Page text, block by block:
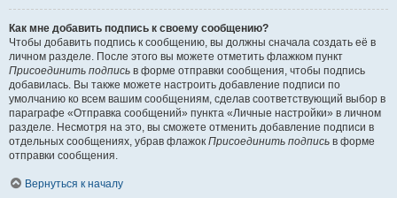
Как мне добавить подпись к своему сообщению?
Чтобы добавить подпись к сообщению, вы должны сначала создать её в
личном разделе. После этого вы можете отметить флажком пункт
Присоединить подпись в форме отправки сообщения, чтобы подпись
добавилась. Вы также можете настроить добавление подписи по
умолчанию ко всем вашим сообщениям, сделав соответствующий выбор в
параграфе «Отправка сообщений» пункта «Личные настройки» в личном
разделе. Несмотря на это, вы сможете отменить добавление подписи в
отдельных сообщениях, убрав флажок Присоединить подпись в форме
отправки сообщения.
Вернуться к началу